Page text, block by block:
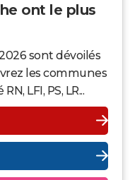
ont le plus
sont dévoilés
les communes
LFI, PS, LR...